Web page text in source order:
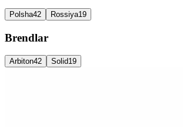
Polsha42 Rossiya19
Brendlar
Arbiton42 Solid19